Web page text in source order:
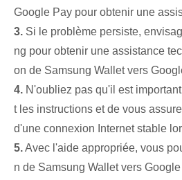
Google Pay pour obtenir une
3. Si le problème persiste,
ng pour obtenir une assistance
on de Samsung Wallet vers
4. N'oubliez pas qu'il est
t les instructions et de vous
d'une connexion Internet stable
5.Avec l'aide appropriée, vous
n de Samsung Wallet vers